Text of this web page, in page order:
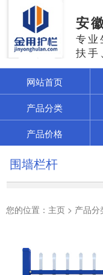
安
专业
扶手
网站首页
产品分类
产品价格
围墙栏杆
您的位置： 主页 > 产品分